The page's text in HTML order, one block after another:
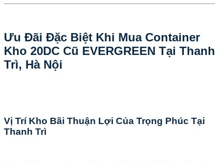
Ưu Đãi Đặc Biệt Khi Mua Container
Kho 20DC Cũ EVERGREEN Tại Thanh
Trì, Hà Nội
Vị Trí Kho Bãi Thuận Lợi Của Trọng Phúc Tại
Thanh Trì